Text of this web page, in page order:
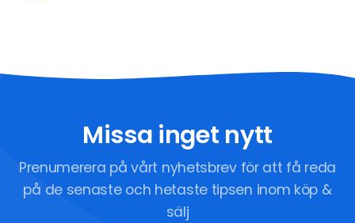
Missa inget nytt
Prenumerera på vårt nyhetsbrev för att få reda
på de senaste och hetaste tipsen inom köp &
sälj